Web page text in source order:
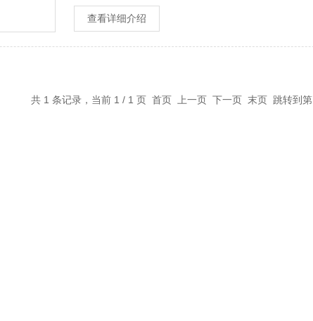
查看详细介绍
共 1 条记录，当前 1 / 1 页 首页 上一页 下一页 末页 跳转到第